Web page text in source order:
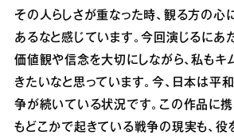
その人らしさが重なった時、観る方の心
あるなと感じています。今回演じるにあ
価値観や信念を大切にしながら、私もキ
きたいなと思っています。今、日本は平
争が続いている状況です。この作品に携
もどこかで起きている戦争の現実も、役